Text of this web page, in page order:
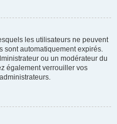
les utilisateurs ne peuvent
sont automatiquement expirés.
ou un modérateur du
également verrouiller vos